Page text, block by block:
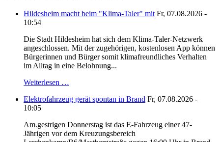
Hildesheim macht beim "Klima-Taler" mit Fr, 07.08.2026 -
10:54
Die Stadt Hildesheim hat sich dem Klima-Taler-Netzwerk
angeschlossen. Mit der zugehörigen, kostenlosen App können
Bürgerinnen und Bürger somit klimafreundliches Verhalten
im Alltag in eine Belohnung...
Weiterlesen …
Elektrofahrzeug gerät spontan in Brand Fr, 07.08.2026 -
10:05
Am.gestrigen Donnerstag ist das E-Fahrzeug einer 47-
Jährigen vor dem Kreuzungsbereich